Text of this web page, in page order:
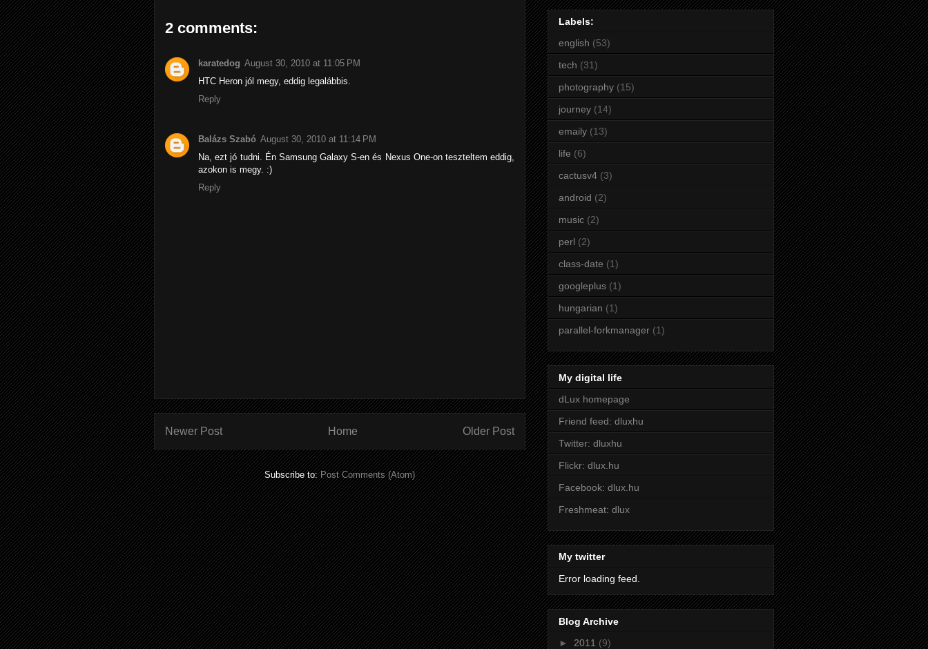
2 comments:
karatedog August 30, 2010 at 11:05 PM
HTC Heron jól megy, eddig legalábbis.
Reply
Balázs Szabó August 30, 2010 at 11:14 PM
Na, ezt jó tudni. Én Samsung Galaxy S-en és Nexus One-on teszteltem eddig,
azokon is megy. :)
Reply
Newer Post Older Post
Home
Subscribe to:Post Comments (Atom)
Labels:
english (53)
tech (31)
photography (15)
journey (14)
emaily (13)
life (6)
cactusv4 (3)
android (2)
music (2)
perl (2)
class-date (1)
googleplus (1)
hungarian (1)
parallel-forkmanager (1)
My digital life
dLux homepage
Friend feed: dluxhu
Twitter: dluxhu
Flickr: dlux.hu
Facebook: dlux.hu
Freshmeat: dlux
My twitter
Error loading feed.
Blog Archive
► 2011 (9)